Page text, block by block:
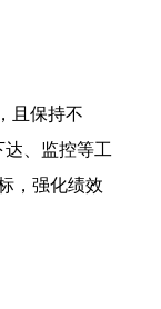
且保持不
、监控等工
，强化绩效